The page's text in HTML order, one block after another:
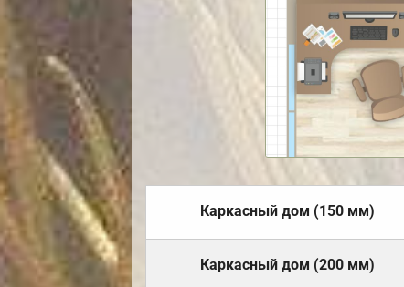
Каркасный дом (150 мм)
Каркасный дом (200 мм)